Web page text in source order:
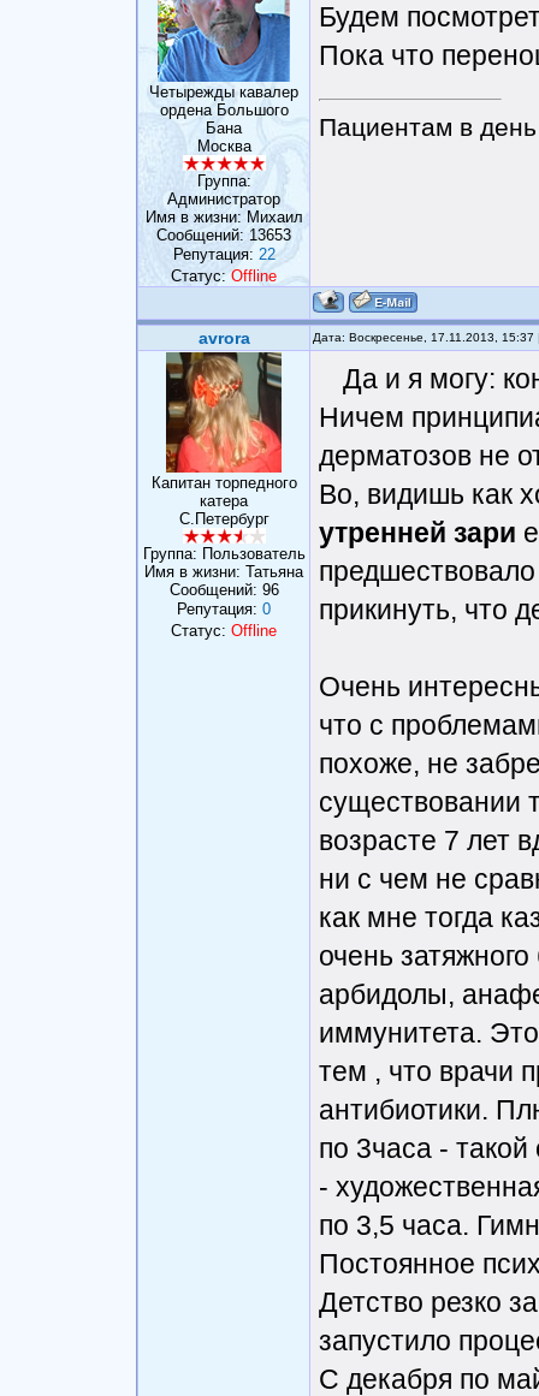
Четырежды кавалер
ордена Большого
Бана
Москва
Группа:
Администратор
Имя в жизни: Михаил
Сообщений: 13653
Репутация: 22
Статус:Offline
Будем
Пока что
Пациентам в
avrora Дата: Воскресенье, 17.11.2013,
Капитан торпедного
катера
С.Петербург
Группа: Пользователь
Имя в жизни: Татьяна
Сообщений: 96
Репутация: 0
Статус: Offline
Да и я могу:
Ничем
дерматозов не
Во, видишь как
утренней зари
прикинуть, что
Очень
что с
похоже, не
существовании
возрасте 7 лет
ни с чем не
как мне тогда
очень
арбидолы,
иммунитета.
тем , что врачи
антибиотики.
по 3часа -
-
по 3,5 часа.
Постоянное
Детство резко
запустило
С декабря по